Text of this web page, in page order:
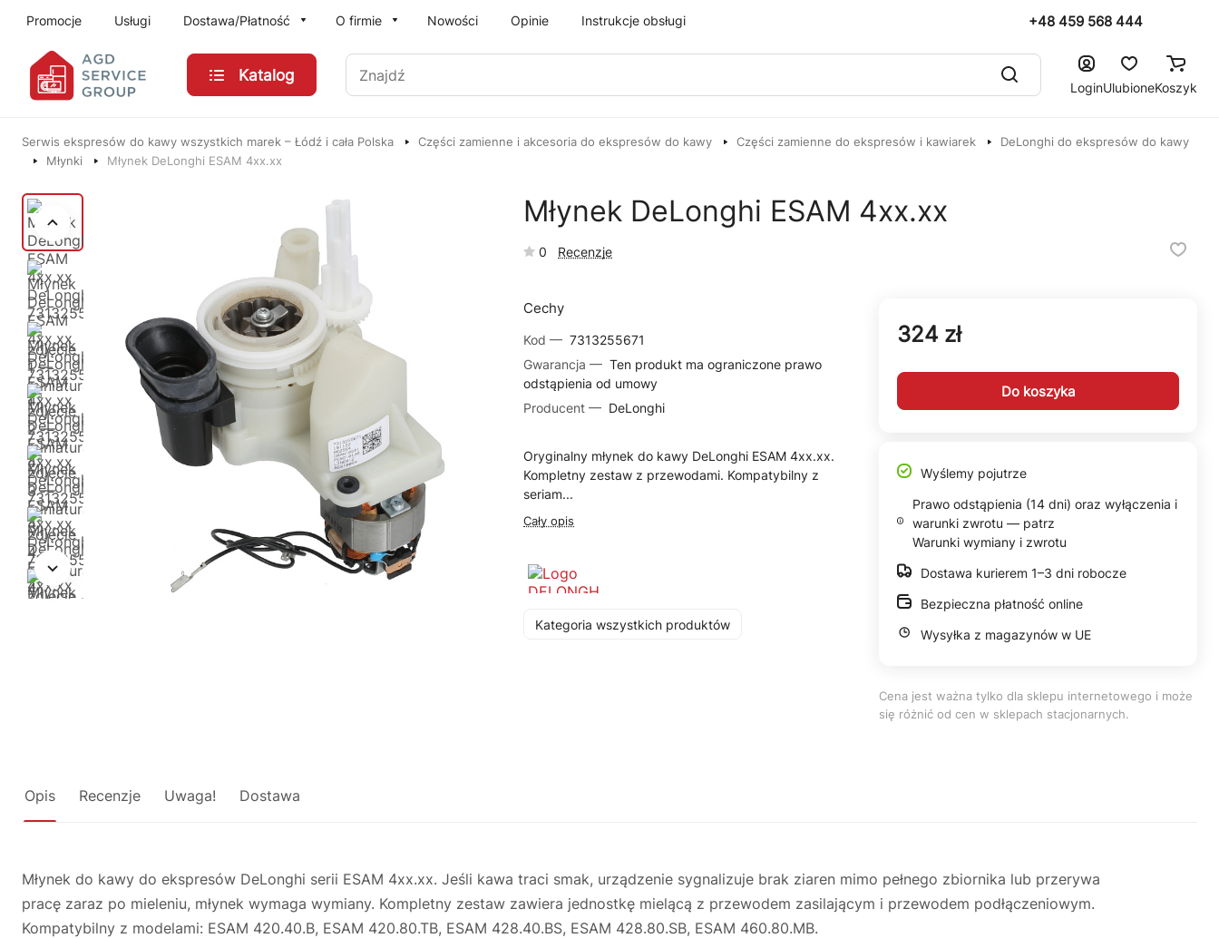
Promocje Usługi Dostawa/Płatność O firmie Nowości Opinie Instrukcje obsługi +48 459 568 444
Katalog
Znajdź
LoginUlubioneKoszyk
Serwis ekspresów do kawy wszystkich marek – Łódź i cała Polska Części zamienne i akcesoria do ekspresów do kawy Części zamienne do ekspresów i kawiarek
DeLonghi do ekspresów do kawy
Młynki
Młynek DeLonghi ESAM 4xx.xx
Młynek DeLonghi ESAM 4xx.xx
0 Recenzje
Cechy
Kod — 7313255671
Gwarancja — Ten produkt ma ograniczone prawo
odstąpienia od umowy
Producent — DeLonghi
Oryginalny młynek do kawy DeLonghi ESAM 4xx.xx.
Kompletny zestaw z przewodami. Kompatybilny z
seriam...
Cały opis
Kategoria wszystkich produktów
324 zł
Do koszyka
Wyślemy pojutrze
Prawo odstąpienia (14 dni) oraz wyłączenia i
warunki zwrotu — patrz
Warunki wymiany i zwrotu
Dostawa kurierem 1–3 dni robocze
Bezpieczna płatność online
Wysyłka z magazynów w UE
Cena jest ważna tylko dla sklepu internetowego i może
się różnić od cen w sklepach stacjonarnych.
Opis Recenzje Uwaga! Dostawa
Młynek do kawy do ekspresów DeLonghi serii ESAM 4xx.xx. Jeśli kawa traci smak, urządzenie sygnalizuje brak ziaren mimo pełnego zbiornika lub przerywa
pracę zaraz po mieleniu, młynek wymaga wymiany. Kompletny zestaw zawiera jednostkę mielącą z przewodem zasilającym i przewodem podłączeniowym.
Kompatybilny z modelami: ESAM 420.40.B, ESAM 420.80.TB, ESAM 428.40.BS, ESAM 428.80.SB, ESAM 460.80.MB.